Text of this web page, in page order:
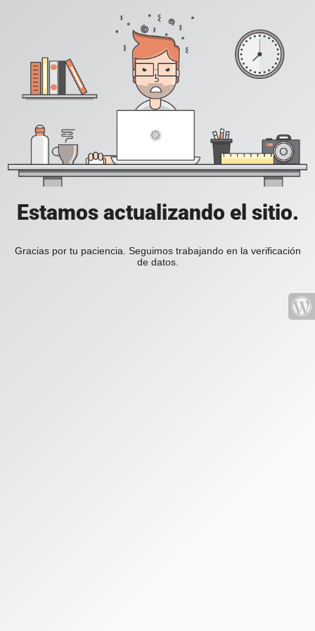
Estamos actualizando el sitio.
Gracias por tu paciencia. Seguimos trabajando en la verificación
de datos.